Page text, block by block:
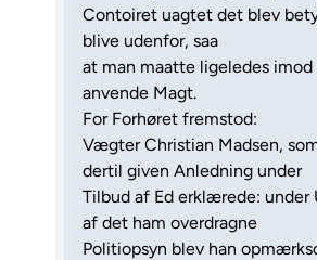
Contoiret uagtet det blev
blive udenfor, saa
at man maatte ligeledes imod
anvende Magt.
For Forhøret fremstod:
Vægter Christian Madsen,
dertil given Anledning under
Tilbud af Ed erklærede: under
af det ham overdragne
Politiopsyn blev han